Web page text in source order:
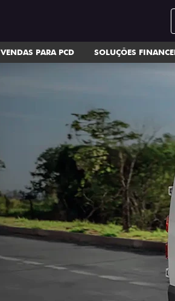
VENDAS PARA PCD SOLUÇÕES